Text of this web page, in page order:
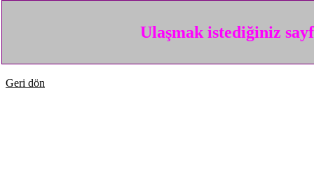
Ulaşmak istediğiniz
Geri dön